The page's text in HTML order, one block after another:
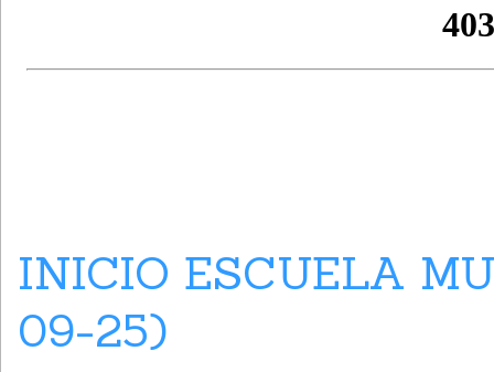
INICIO ESCUELA
09-25)